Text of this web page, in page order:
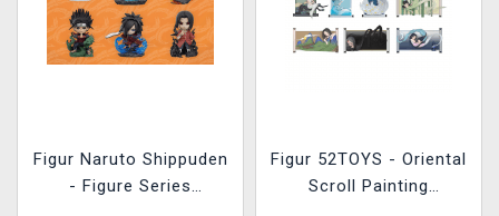
Figur Naruto Shippuden
- Figure Series
Figur 52TOYS - Oriental
Scroll Painting